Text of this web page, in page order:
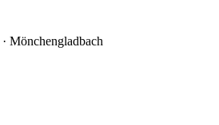
· Mönchengladbach